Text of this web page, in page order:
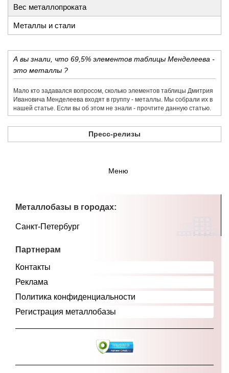
Вес металлопроката
Металлы и стали
А вы знали, что 69,5% элементов таблицы Менделеева -
это металлы ?
Мало кто задавался вопросом, сколько элементов таблицы Дмитрия
Ивановича Менделеева входят в группу - металлы. Мы собрали их в
нашей статье. Если вы об этом не знали - прочтите данную статью.
Пресс-релизы
Меню
Металлобазы в городах:
Санкт-Петербург
Партнерам
Контакты
Реклама
Политика конфиденциальности
Регистрация металлобазы